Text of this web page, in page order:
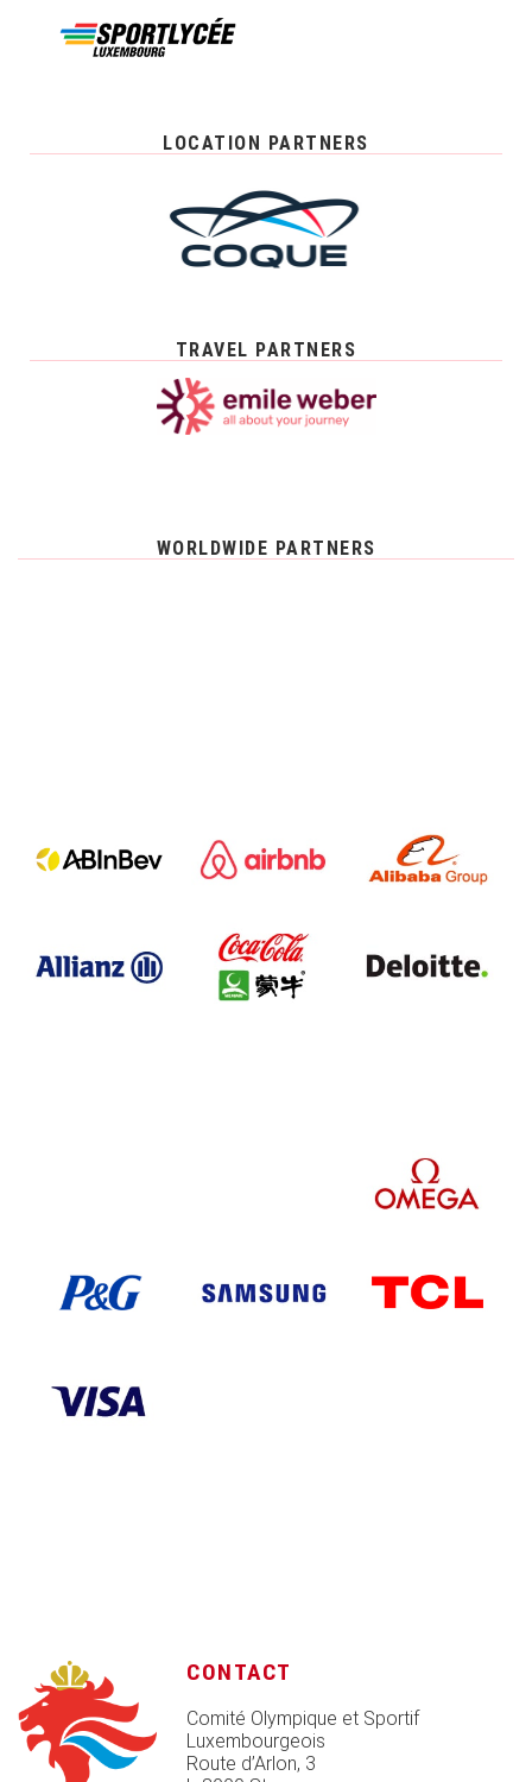
LOCATION PARTNERS
TRAVEL PARTNERS
WORLDWIDE PARTNERS
CONTACT
Comité Olympique et Sportif
Luxembourgeois
Route d’Arlon, 3